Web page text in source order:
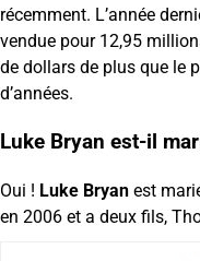
récemment. L’année
vendue pour 12,95
de dollars de plus que le
d’années.
Luke Bryan est-il
Oui ! Luke Bryan est
en 2006 et a deux fils,